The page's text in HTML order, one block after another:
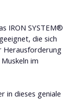
IRON SYSTEM®
die sich
Herausforderung
im
in dieses geniale